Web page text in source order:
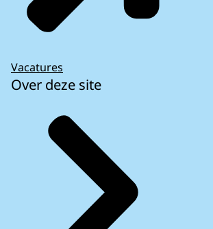
Vacatures
Over deze site